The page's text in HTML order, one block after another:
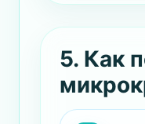
5. Как